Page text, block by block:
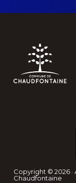
Copyright © 2026
Chaudfontaine